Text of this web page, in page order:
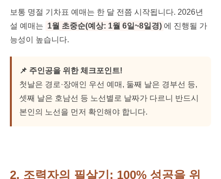
보통 명절 기차표 예매는 한 달 전쯤 시작됩니다. 2026년
설 예매는 1월 초중순(예상: 1월 6일~8일경) 에 진행될 가
능성이 높습니다.
📌 주인공을 위한 체크포인트!
첫날은 경로·장애인 우선 예매, 둘째 날은 경부선 등,
셋째 날은 호남선 등 노선별로 날짜가 다르니 반드시
본인의 노선을 먼저 확인해야 합니다.
2. 조력자의 필살기: 100% 성공을 위